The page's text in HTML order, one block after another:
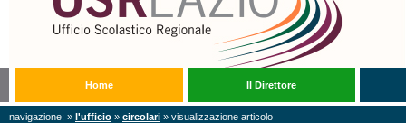
Home Il Direttore
navigazione: » l'ufficio » circolari » visualizzazione articolo